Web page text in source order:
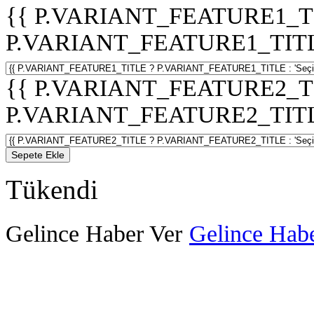
{{
{{
Sepete Ekle
Tükendi
Gelince Haber Ver Gelince